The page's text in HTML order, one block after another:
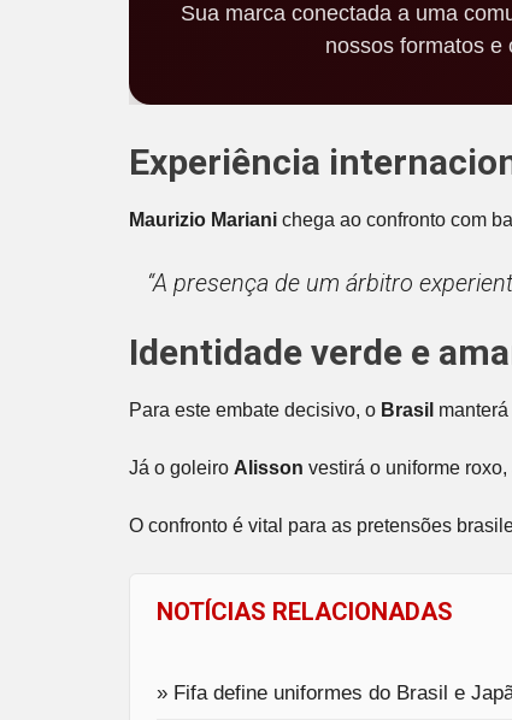
Sua marca conectada a uma
nossos formatos e
Experiência
Maurizio Mariani chega ao confronto com
“A presença de um árbitro
Identidade verde e
Para este embate decisivo, o Brasil
Já o goleiro Alisson vestirá o uniforme
O confronto é vital para as pretensões
NOTÍCIAS RELACIONADAS
» Fifa define uniformes do Brasil e